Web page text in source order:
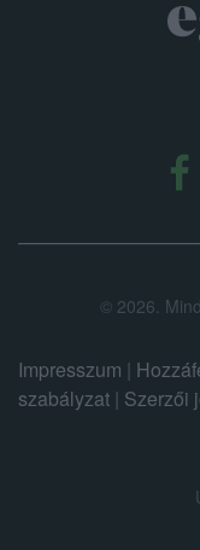
© 2026.
Impresszum |
szabályzat | Szerzői